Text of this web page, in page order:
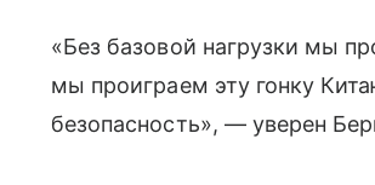
«Без базовой нагрузки мы
мы проиграем эту гонку
безопасность», — уверен